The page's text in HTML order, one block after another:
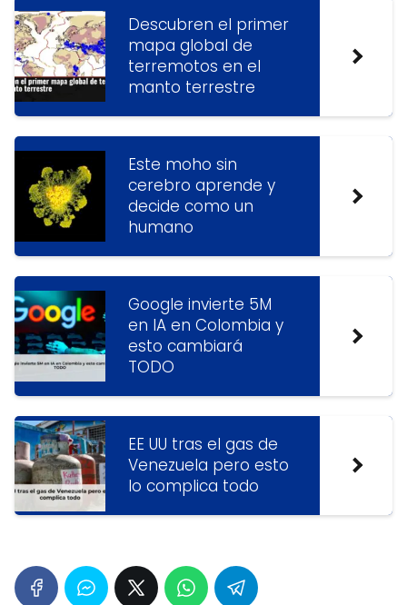
Descubren el primer
mapa global de
terremotos en el
manto terrestre
Este moho sin
cerebro aprende y
decide como un
humano
Google invierte 5M
en IA en Colombia y
esto cambiará
TODO
EE UU tras el gas de
Venezuela pero esto
lo complica todo